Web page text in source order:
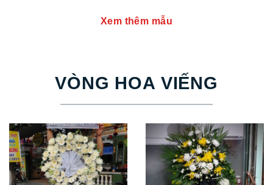
Xem thêm mẫu
VÒNG HOA VIẾNG